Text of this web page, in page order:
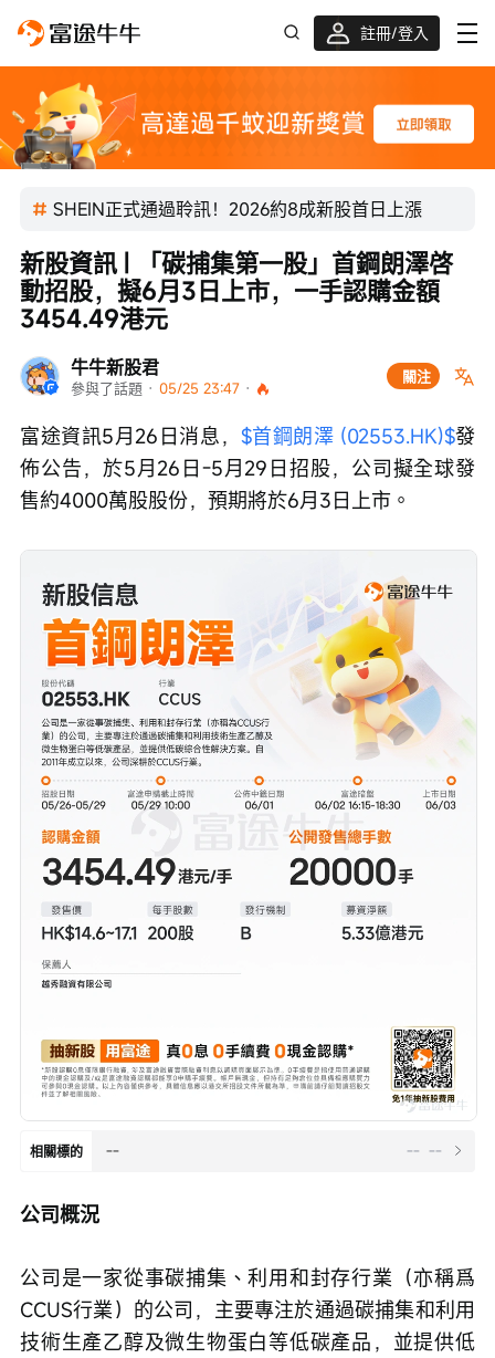
註冊/登入
迎新驚喜賞 股票/BTC等任你揀!
SHEIN正式通過聆訊！2026約8成新股首日上漲
牛牛新股君
參與了話題 · 05/25 23:47 ·
關注
新股資訊 | 「碳捕集第一股」首鋼朗澤啓
動招股，擬6月3日上市，一手認購金額
3454.49港元
富途資訊5月26日消息， $首鋼朗澤 (02553.HK)$發
佈公告，於5月26日-5月29日招股，公司擬全球發
售約4000萬股股份，預期將於6月3日上市。
相關標的 -- -- --
公司概況
公司是一家從事碳捕集、利用和封存行業（亦稱爲
CCUS行業）的公司，主要專注於通過碳捕集和利用
技術生產乙醇及微生物蛋白等低碳產品，並提供低